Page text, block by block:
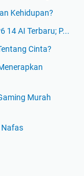
Kehidupan?
14 AI Terbaru; P...
Cinta?
Murah
Nafas